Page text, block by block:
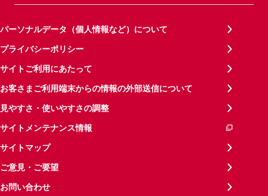
パーソナルデータ（個人情報など）について
プライバシーポリシー
サイトご利用にあたって
お客さまご利用端末からの情報の外部送信について
見やすさ・使いやすさの調整
サイトメンテナンス情報
サイトマップ
ご意見・ご要望
お問い合わせ